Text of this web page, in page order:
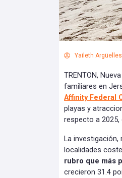
Yaileth
TRENTON,
familiares en
Affinity Federal
playas y
respecto a
La
localidades
rubro que más
crecieron 31.4